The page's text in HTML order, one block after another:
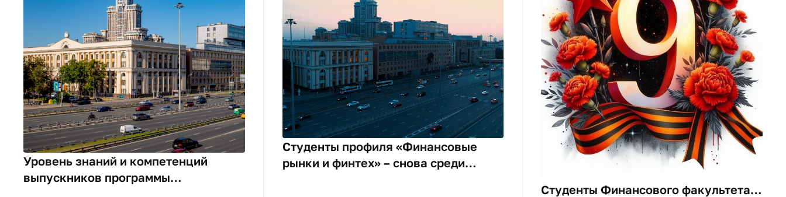
Уровень знаний и компетенций
выпускников программы
Студенты профиля «Финансовые
рынки и финтех» – снова среди
Студенты Финансового факультета